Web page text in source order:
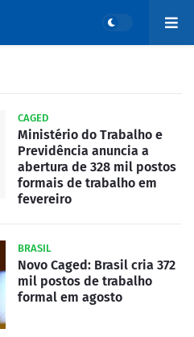
CAGED
Ministério do Trabalho e
Previdência anuncia a
abertura de 328 mil postos
formais de trabalho em
fevereiro
BRASIL
Novo Caged: Brasil cria 372
mil postos de trabalho
formal em agosto